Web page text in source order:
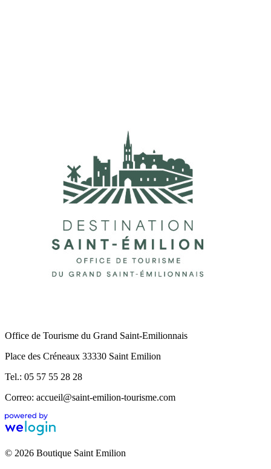
Office de Tourisme du Grand Saint-Emilionnais
Place des Créneaux 33330 Saint Emilion
Tel.: 05 57 55 28 28
Correo: accueil@saint-emilion-tourisme.com
© 2026 Boutique Saint Emilion